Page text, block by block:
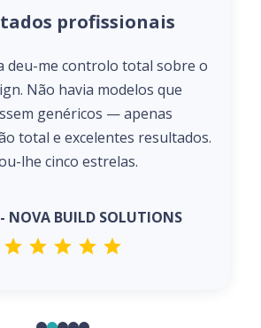
profissionais
deu-me controlo total sobre o
Não havia modelos que
genéricos — apenas
total e excelentes resultados.
lhe cinco estrelas.
NOVA BUILD SOLUTIONS